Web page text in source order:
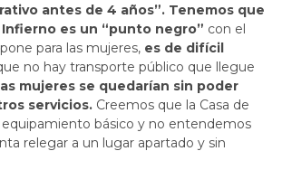
antes de 4 años”. Tenemos que
es un “punto negro” con el
para las mujeres, es de difícil
no hay transporte público que llegue
mujeres se quedarían sin poder
servicios. Creemos que la Casa de
equipamiento básico y no entendemos
relegar a un lugar apartado y sin